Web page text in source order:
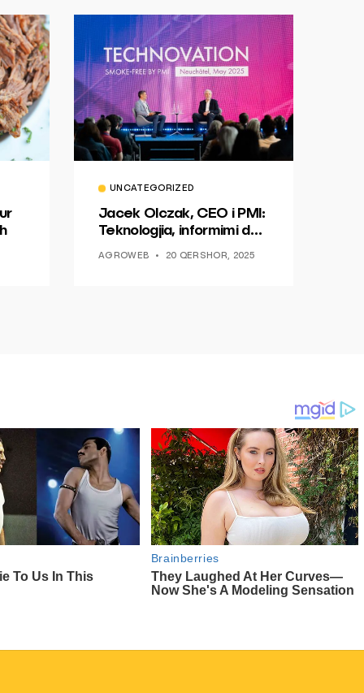
UNCATEGORIZED
Jacek Olczak, CEO i PMI:
Teknologjia, informimi dhe
AGROWEB 20 QERSHOR, 2025